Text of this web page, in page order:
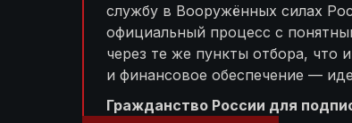
службу в Вооружённых силах
официальный процесс с
через те же пункты отбора, что
и финансовое обеспечение —
Гражданство России для